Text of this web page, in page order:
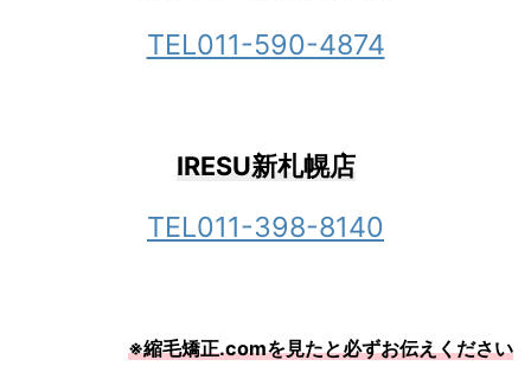
TEL011-590-4874
IRESU新札幌店
TEL011-398-8140
※縮毛矯正.comを見たと必ずお伝えください